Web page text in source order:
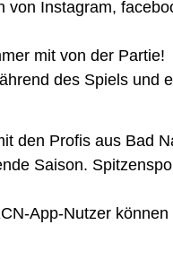
Instagram,
mit von der Partie!
des Spiels und
den Profis aus Bad
Saison.
App-Nutzer